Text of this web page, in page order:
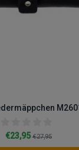
€23,95€27,95